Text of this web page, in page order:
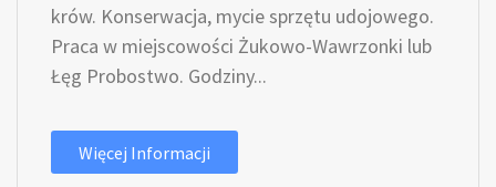
krów. Konserwacja, mycie sprzętu udojowego.
Praca w miejscowości Żukowo-Wawrzonki lub
Łęg Probostwo. Godziny...
Więcej Informacji